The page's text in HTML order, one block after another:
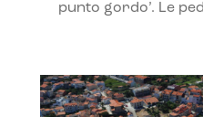
punto gordo’. Le